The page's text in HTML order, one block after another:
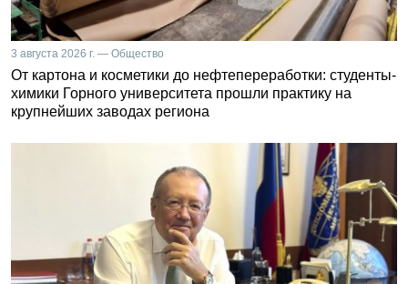
3 августа 2026 г. — Общество
От картона и косметики до нефтепереработки: студенты-
химики Горного университета прошли практику на
крупнейших заводах региона